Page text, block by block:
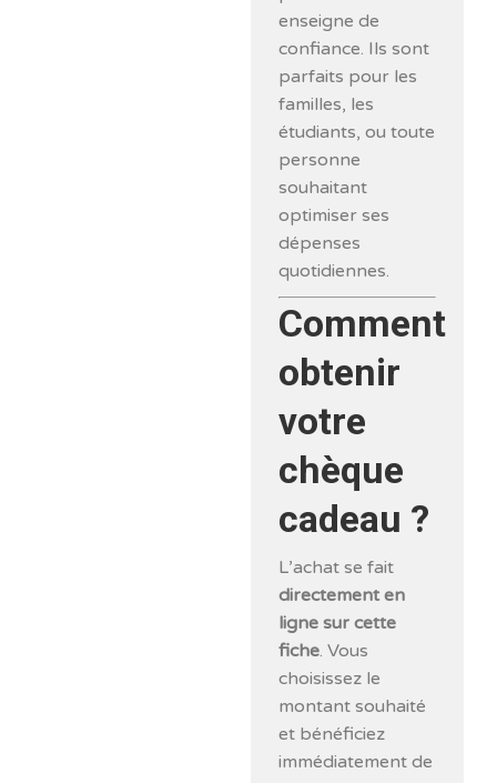
enseigne de
confiance. Ils sont
parfaits pour les
familles, les
étudiants, ou toute
personne
souhaitant
optimiser ses
dépenses
quotidiennes.
Comment
obtenir
votre
chèque
cadeau ?
L’achat se fait
directement en
ligne sur cette
fiche. Vous
choisissez le
montant souhaité
et bénéficiez
immédiatement de